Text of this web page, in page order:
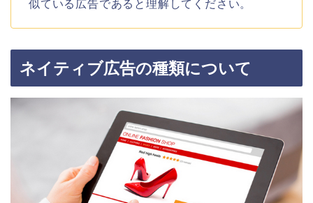
似ている広告であると理解してください。
ネイティブ広告の種類について